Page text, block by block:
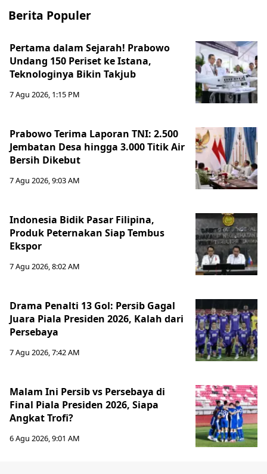
Berita Populer
Pertama dalam Sejarah! Prabowo
Undang 150 Periset ke Istana,
Teknologinya Bikin Takjub
7 Agu 2026, 1:15 PM
Prabowo Terima Laporan TNI: 2.500
Jembatan Desa hingga 3.000 Titik Air
Bersih Dikebut
7 Agu 2026, 9:03 AM
Indonesia Bidik Pasar Filipina,
Produk Peternakan Siap Tembus
Ekspor
7 Agu 2026, 8:02 AM
Drama Penalti 13 Gol: Persib Gagal
Juara Piala Presiden 2026, Kalah dari
Persebaya
7 Agu 2026, 7:42 AM
Malam Ini Persib vs Persebaya di
Final Piala Presiden 2026, Siapa
Angkat Trofi?
6 Agu 2026, 9:01 AM